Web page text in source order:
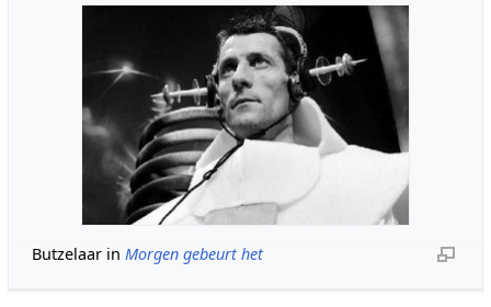
Butzelaar inMorgen gebeurt het